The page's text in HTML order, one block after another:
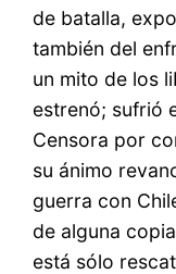
de batalla,
también del
un mito de los
estrenó; sufrió
Censora por
su ánimo
guerra con
de alguna
está sólo